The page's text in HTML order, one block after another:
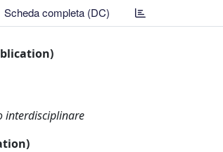
Scheda completa (DC)
interdisciplinare